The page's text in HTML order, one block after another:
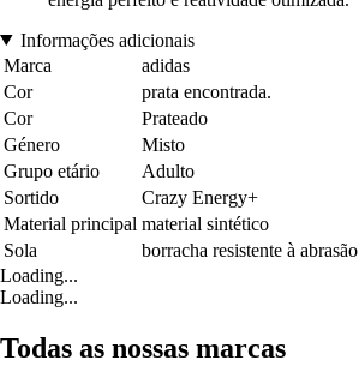
Informações adicionais
Marca
adidas
Cor
prata encontrada.
Cor
Prateado
Género
Misto
Grupo etário
Adulto
Sortido
Crazy Energy+
Material principal material sintético
Sola
borracha resistente à abrasão
Loading...
Loading...
Todas as nossas marcas